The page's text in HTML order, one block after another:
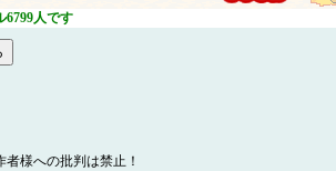
6799人です
様への批判は禁止！